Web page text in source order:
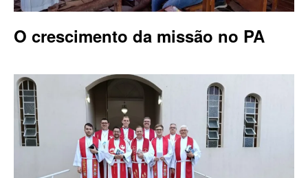
O crescimento da missão no PA